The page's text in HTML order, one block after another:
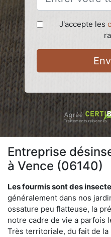
J'accepte les
Entreprise
à Vence (06140)
Les fourmis sont des
généralement dans nos
ossature peu flatteuse, la
notre cadre de vie a parfois
Très territoriale, du fait de la